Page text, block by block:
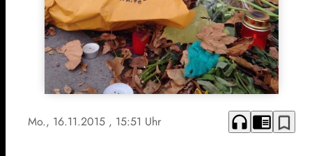
Mo., 16.11.2015 , 15:51 Uhr headphones chrome_reader_mode bookmark_border